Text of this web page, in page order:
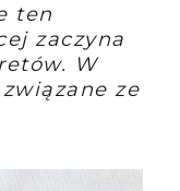
ten
zaczyna
W
ze